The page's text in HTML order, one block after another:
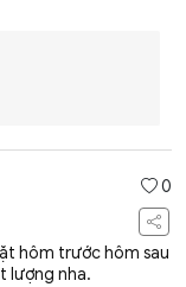
0
hôm trước hôm sau
lượng nha.